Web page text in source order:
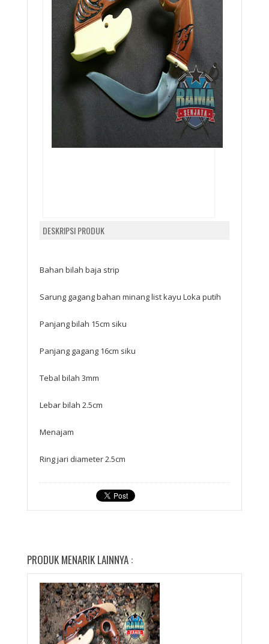
DESKRIPSI PRODUK
Bahan bilah baja strip
Sarung gagang bahan minang list kayu Loka putih
Panjang bilah 15cm siku
Panjang gagang 16cm siku
Tebal bilah 3mm
Lebar bilah 2.5cm
Menajam
Ring jari diameter 2.5cm
PRODUK MENARIK LAINNYA :